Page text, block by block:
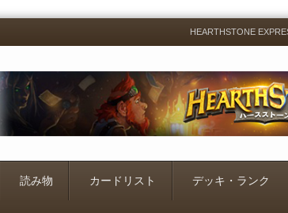
Menu
Skip
to
HEARTHSTONE
読み物 カードリスト デッキ・ランク